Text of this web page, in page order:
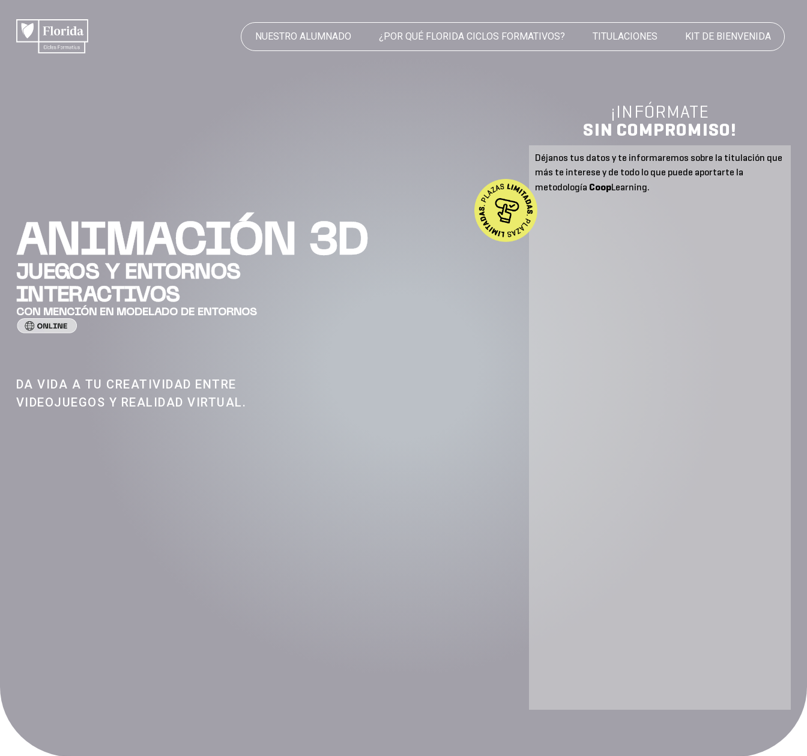
NUESTRO ALUMNADO ¿POR QUÉ FLORIDA CICLOS FORMATIVOS? TITULACIONES KIT DE BIENVENIDA
ANIMACIÓN 3D
JUEGOS Y ENTORNOS
INTERACTIVOS
CON MENCIÓN EN MODELADO DE ENTORNOS
DA VIDA A TU CREATIVIDAD ENTRE
VIDEOJUEGOS Y REALIDAD VIRTUAL.
¡INFÓRMATE
SIN COMPROMISO!
Déjanos tus datos y te informaremos sobre la titulación que
más te interese y de todo lo que puede aportarte la
metodología CoopLearning.